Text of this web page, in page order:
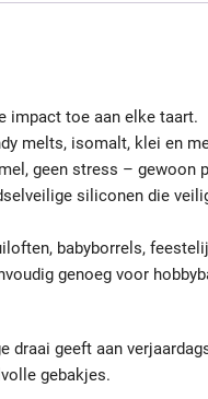
impact toe aan elke taart.
melts, isomalt, klei en
geen stress – gewoon
siliconen die
babyborrels,
genoeg voor
draai geeft aan
gebakjes.